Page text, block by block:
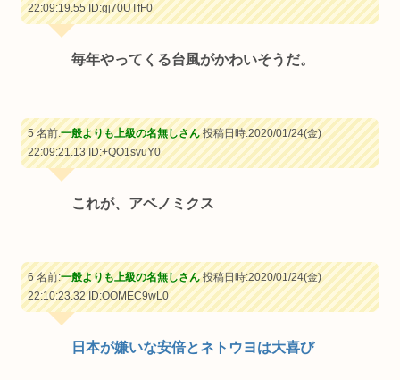
22:09:19.55ID:gj70UTfF0
毎年やってくる台風がかわいそうだ。
5 名前:一般よりも上級の名無しさん投稿日時:2020/01/24(金)
22:09:21.13ID:+QO1svuY0
これが、アベノミクス
6 名前:一般よりも上級の名無しさん投稿日時:2020/01/24(金)
22:10:23.32ID:OOMEC9wL0
日本が嫌いな安倍とネトウヨは大喜び